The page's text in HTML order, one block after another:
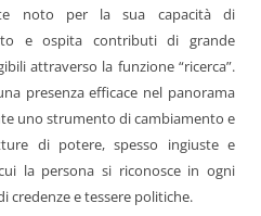
noto per la sua capacità di
e ospita contributi di grande
attraverso la funzione “ricerca”.
presenza efficace nel panorama
uno strumento di cambiamento e
di potere, spesso ingiuste e
la persona si riconosce in ogni
credenze e tessere politiche.